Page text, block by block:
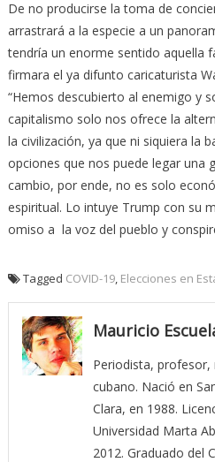
De no producirse la toma de
arrastrará a la especie a un
tendría un enorme sentido aquella
firmara el ya difunto caricaturista
“Hemos descubierto al enemigo y
capitalismo solo nos ofrece la
la civilización, ya que ni siquiera la
opciones que nos puede legar una
cambio, por ende, no es solo
espiritual. Lo intuye Trump con su
omiso a la voz del pueblo y
Tagged COVID-19, Elecciones en
Mauricio
Periodista,
cubano. Nació en
Clara, en 1988.
Universidad Marta
2012. Graduado del